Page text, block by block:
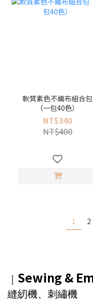
軟質素色不織布組合包
（一包40色）
NT$340
NT$400
1 2
｜ Sewing &
縫紉機、刺繡機